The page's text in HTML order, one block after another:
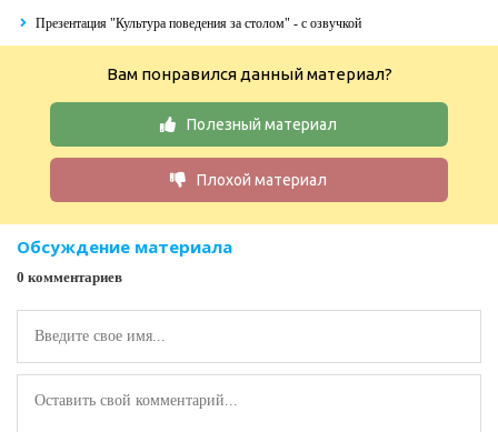
Презентация "Культура поведения за столом" - с озвучкой
Вам понравился данный материал?
Полезный материал
Плохой материал
Обсуждение материала
0 комментариев